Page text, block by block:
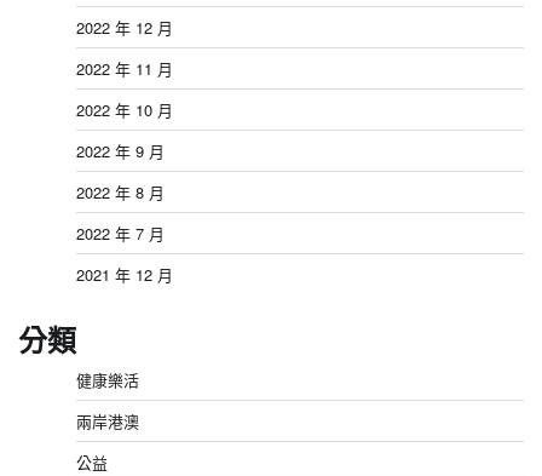
2022 年 12 月
2022 年 11 月
2022 年 10 月
2022 年 9 月
2022 年 8 月
2022 年 7 月
2021 年 12 月
分類
健康樂活
兩岸港澳
公益